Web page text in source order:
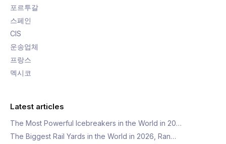
포르투갈
스페인
CIS
운송업체
프랑스
멕시코
Latest articles
The Most Powerful Icebreakers in the World in 20…
The Biggest Rail Yards in the World in 2026, Ran…